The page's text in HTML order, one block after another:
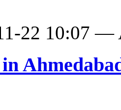
22 10:07 —